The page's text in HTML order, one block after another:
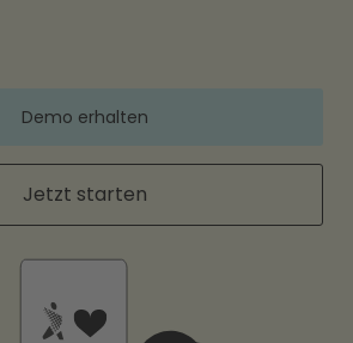
Demo erhalten
Jetzt starten